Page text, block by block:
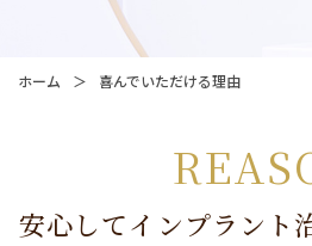
ホーム 喜んでいただける理由
安心してインプラント